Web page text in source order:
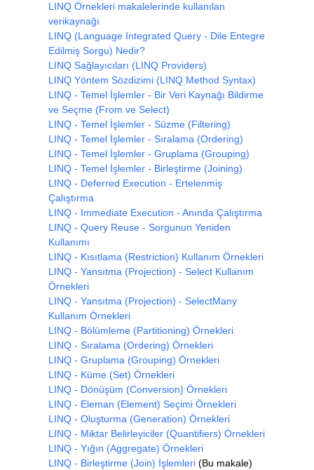
LINQ Örnekleri makalelerinde kullanılan
verikaynağı
LINQ (Language Integrated Query - Dile Entegre
Edilmiş Sorgu) Nedir?
LINQ Sağlayıcıları (LINQ Providers)
LINQ Yöntem Sözdizimi (LINQ Method Syntax)
LINQ - Temel İşlemler - Bir Veri Kaynağı Bildirme
ve Seçme (From ve Select)
LINQ - Temel İşlemler - Süzme (Filtering)
LINQ - Temel İşlemler - Sıralama (Ordering)
LINQ - Temel İşlemler - Gruplama (Grouping)
LINQ - Temel İşlemler - Birleştirme (Joining)
LINQ - Deferred Execution - Ertelenmiş
Çalıştırma
LINQ - Immediate Execution - Anında Çalıştırma
LINQ - Query Reuse - Sorgunun Yeniden
Kullanımı
LINQ - Kısıtlama (Restriction) Kullanım Örnekleri
LINQ - Yansıtma (Projection) - Select Kullanım
Örnekleri
LINQ - Yansıtma (Projection) - SelectMany
Kullanım Örnekleri
LINQ - Bölümleme (Partitioning) Örnekleri
LINQ - Sıralama (Ordering) Örnekleri
LINQ - Gruplama (Grouping) Örnekleri
LINQ - Küme (Set) Örnekleri
LINQ - Dönüşüm (Conversion) Örnekleri
LINQ - Eleman (Element) Seçimi Örnekleri
LINQ - Oluşturma (Generation) Örnekleri
LINQ - Miktar Belirleyiciler (Quantifiers) Örnekleri
LINQ - Yığın (Aggregate) Örnekleri
LINQ - Birleştirme (Join) İşlemleri (Bu makale)